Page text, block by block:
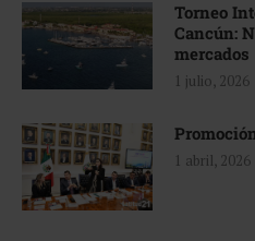
Torneo
Cancún:
mercados
1 julio, 2026
1 abril, 2026